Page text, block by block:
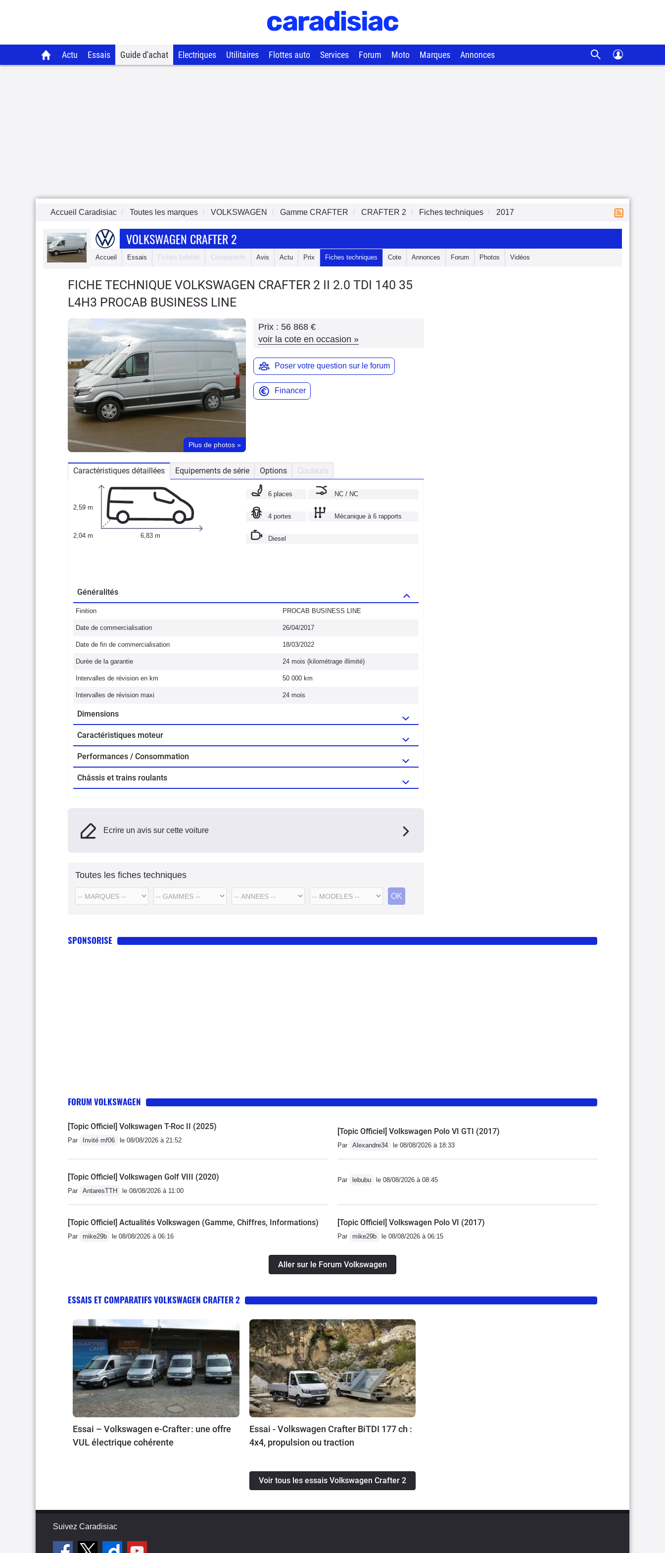
Actu Essais Guide d'achat Electriques Utilitaires Flottes auto Services Forum Moto Marques Annonces
Accueil Caradisiac Toutes les marques VOLKSWAGEN Gamme CRAFTER CRAFTER 2 Fiches techniques 2017
VOLKSWAGEN CRAFTER 2
Accueil Essais Fiches fiabilité Comparatifs Avis Actu Prix Fiches techniques Cote Annonces Forum Photos Vidéos
FICHE TECHNIQUE VOLKSWAGEN CRAFTER 2 II 2.0 TDI 140 35
L4H3 PROCAB BUSINESS LINE
Plus de photos »
Prix : 56 868 €
voir la cote en occasion »
Poser votre question sur le forum
Financer
Caractéristiques détaillées Equipements de série Options Couleurs
2,59 m
2,04 m 6,83 m
6 places NC / NC
4 portes Mécanique à 6 rapports
Diesel
Généralités
Finition PROCAB BUSINESS LINE
Date de commercialisation 26/04/2017
Date de fin de commercialisation 18/03/2022
Durée de la garantie 24 mois (kilométrage illimité)
Intervalles de révision en km 50 000 km
Intervalles de révision maxi 24 mois
Dimensions
Caractéristiques moteur
Performances / Consommation
Châssis et trains roulants
Ecrire un avis sur cette voiture
Toutes les fiches techniques
SPONSORISE
FORUM VOLKSWAGEN
[Topic Officiel] Volkswagen T-Roc II (2025)
Par Invité mf06 le 08/08/2026 à 21:52
[Topic Officiel] Volkswagen Polo VI GTI (2017)
Par Alexandre34 le 08/08/2026 à 18:33
[Topic Officiel] Volkswagen Golf VIII (2020)
Par AntaresTTH le 08/08/2026 à 11:00
Par lebubu le 08/08/2026 à 08:45
[Topic Officiel] Actualités Volkswagen (Gamme, Chiffres, Informations)
Par mike29b le 08/08/2026 à 06:16
[Topic Officiel] Volkswagen Polo VI (2017)
Par mike29b le 08/08/2026 à 06:15
Aller sur le Forum Volkswagen
ESSAIS ET COMPARATIFS VOLKSWAGEN CRAFTER 2
Essai – Volkswagen e-Crafter : une offre
VUL électrique cohérente
Essai - Volkswagen Crafter BiTDI 177 ch :
4x4, propulsion ou traction
Voir tous les essais Volkswagen Crafter 2
Suivez Caradisiac